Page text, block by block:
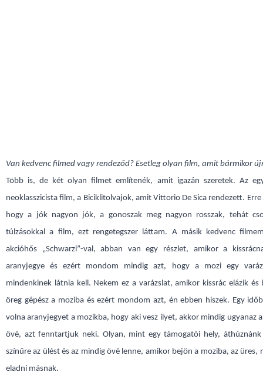
Van kedvenc filmed vagy rendeződ? Esetleg olyan film, amit bármikor
Több is, de két olyan filmet említenék, amit igazán szeretek. Az
neoklasszicista film, a Biciklitolvajok, amit Vittorio De Sica rendezett. Erre
hogy a jók nagyon jók, a gonoszak meg nagyon rosszak, tehát
túlzásokkal a film, ezt rengetegszer láttam. A másik kedvenc
akcióhős „Schwarzi”-val, abban van egy részlet, amikor a
aranyjegye és ezért mondom mindig azt, hogy a mozi egy
mindenkinek látnia kell. Nekem ez a varázslat, amikor kissrác elázik és
öreg gépész a moziba és ezért mondom azt, én ebben hiszek. Egy
volna aranyjegyet a mozikba, hogy aki vesz ilyet, akkor mindig ugyanaz a
övé, azt fenntartjuk neki. Olyan, mint egy támogatói hely, áthúznánk
színűre az ülést és az mindig övé lenne, amikor bejön a moziba, az üres,
eladni másnak.